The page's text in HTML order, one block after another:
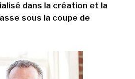
dans la création et la
sous la coupe de